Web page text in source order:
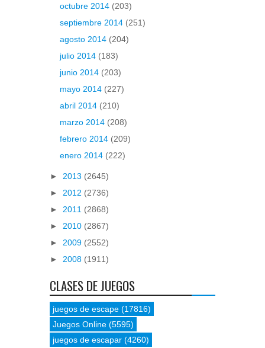
octubre 2014 (203)
septiembre 2014 (251)
agosto 2014 (204)
julio 2014 (183)
junio 2014 (203)
mayo 2014 (227)
abril 2014 (210)
marzo 2014 (208)
febrero 2014 (209)
enero 2014 (222)
► 2013 (2645)
► 2012 (2736)
► 2011 (2868)
► 2010 (2867)
► 2009 (2552)
► 2008 (1911)
CLASES DE JUEGOS
juegos de escape (17816)
Juegos Online (5595)
juegos de escapar (4260)